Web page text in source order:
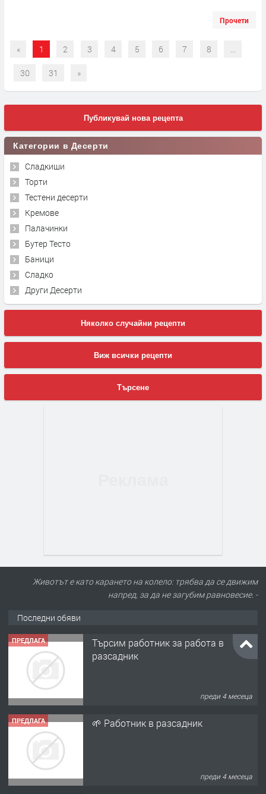
Прочети
« 1 2 3 4 5 6 7 8 ...
30 31 »
Публикувай нова рецепта
Категории в Десерти
Сладкиши
Торти
Тестени десерти
Кремове
Палачинки
Бутер Тесто
Баници
Сладко
Други Десерти
Няколко случайни рецепти
Виж всички рецепти
Търсене
Животът е като карането на колело: трябва да се движим
напред, за да не загубим равновесие. -
Последни обяви
разсадник
ПРЕДЛАГА
ПРЕДЛАГА